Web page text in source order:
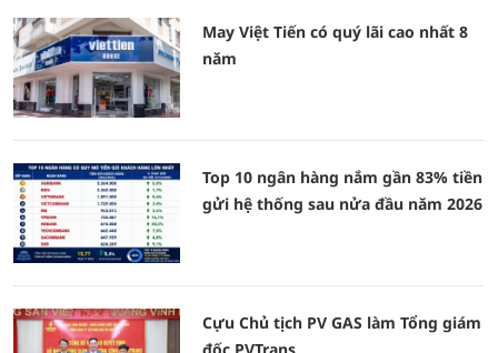
May Việt Tiến có quý lãi cao nhất 8
năm
Top 10 ngân hàng nắm gần 83% tiền
gửi hệ thống sau nửa đầu năm 2026
Cựu Chủ tịch PV GAS làm Tổng giám